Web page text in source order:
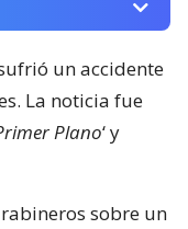
un accidente
La noticia fue
Plano‘ y
sobre un